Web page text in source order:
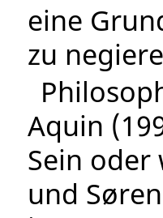
eine
zu
Aquin
Sein oder
und